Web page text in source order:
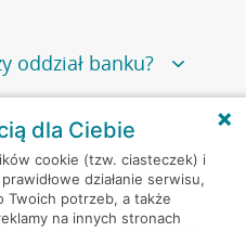
oddział banku?
banku, zapraszamy na
, na której znajduje się
z pełnejlisty naszych
kontaktowy do
dla Ciebie
cookie (tzw. ciasteczek) i
działanie serwisu,
Twoich potrzeb, a także
na innych stronach